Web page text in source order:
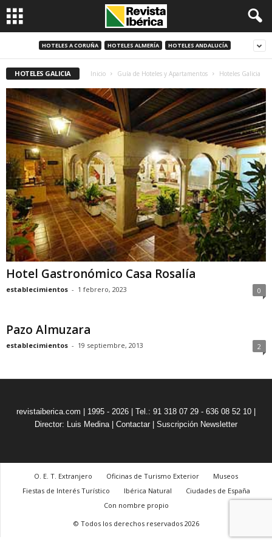
HOTELES A CORUÑA HOTELES ALMERÍA HOTELES ANDALUCÍA
HOTELES GALICIA Inicio Guía de Hoteles y Apartamentos Hoteles Galicia
Hotel Gastronómico Casa Rosalía
establecimientos - 1 febrero, 2023 0
Pazo Almuzara
establecimientos - 19 septiembre, 2013 2
revistaiberica.com | 1995 - 2026 | Tel.: 91 318 07 29 - 636 08 52 10 |
Director: Luis Medina| Contactar Suscripción Newsletter
O. E. T. Extranjero Oficinas de Turismo Exterior
Museos
Fiestas de Interés Turístico
Ibérica Natural
Ciudades de España
Con nombre propio
© Todos los derechos reservados 2026